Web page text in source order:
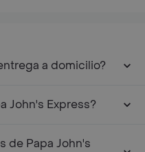
a domicilio?
John's Express?
de Papa John's